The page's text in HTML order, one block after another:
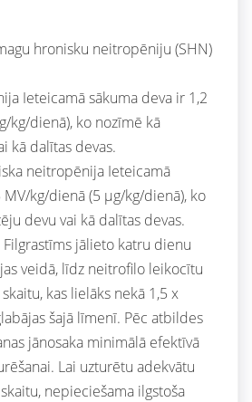
hronisku neitropēniju (SHN)
Ieteicamā sākuma deva ir 1,2
kg/dienā), ko nozīmē kā
kā dalītas devas.
neitropēnija Ieteicamā
kg/dienā (5 μg/kg/dienā), ko
devu vai kā dalītas devas.
Filgrastīms jālieto katru dienu
veidā, līdz neitrofilo leikocītu
kas lielāks nekā 1,5 x
šajā līmenī. Pēc atbildes
jānosaka minimālā efektīvā
Lai uzturētu adekvātu
nepieciešama ilgstoša